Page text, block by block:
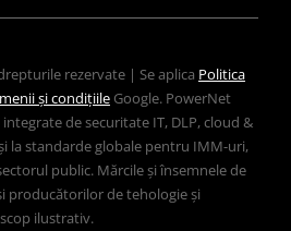
rezervate | Se aplica Politica
și condițiileGoogle. PowerNet
de securitate IT, DLP, cloud &
la standarde globale pentru IMM-uri,
public. Mărcile și însemnele de
producătorilor de tehologie și
ilustrativ.